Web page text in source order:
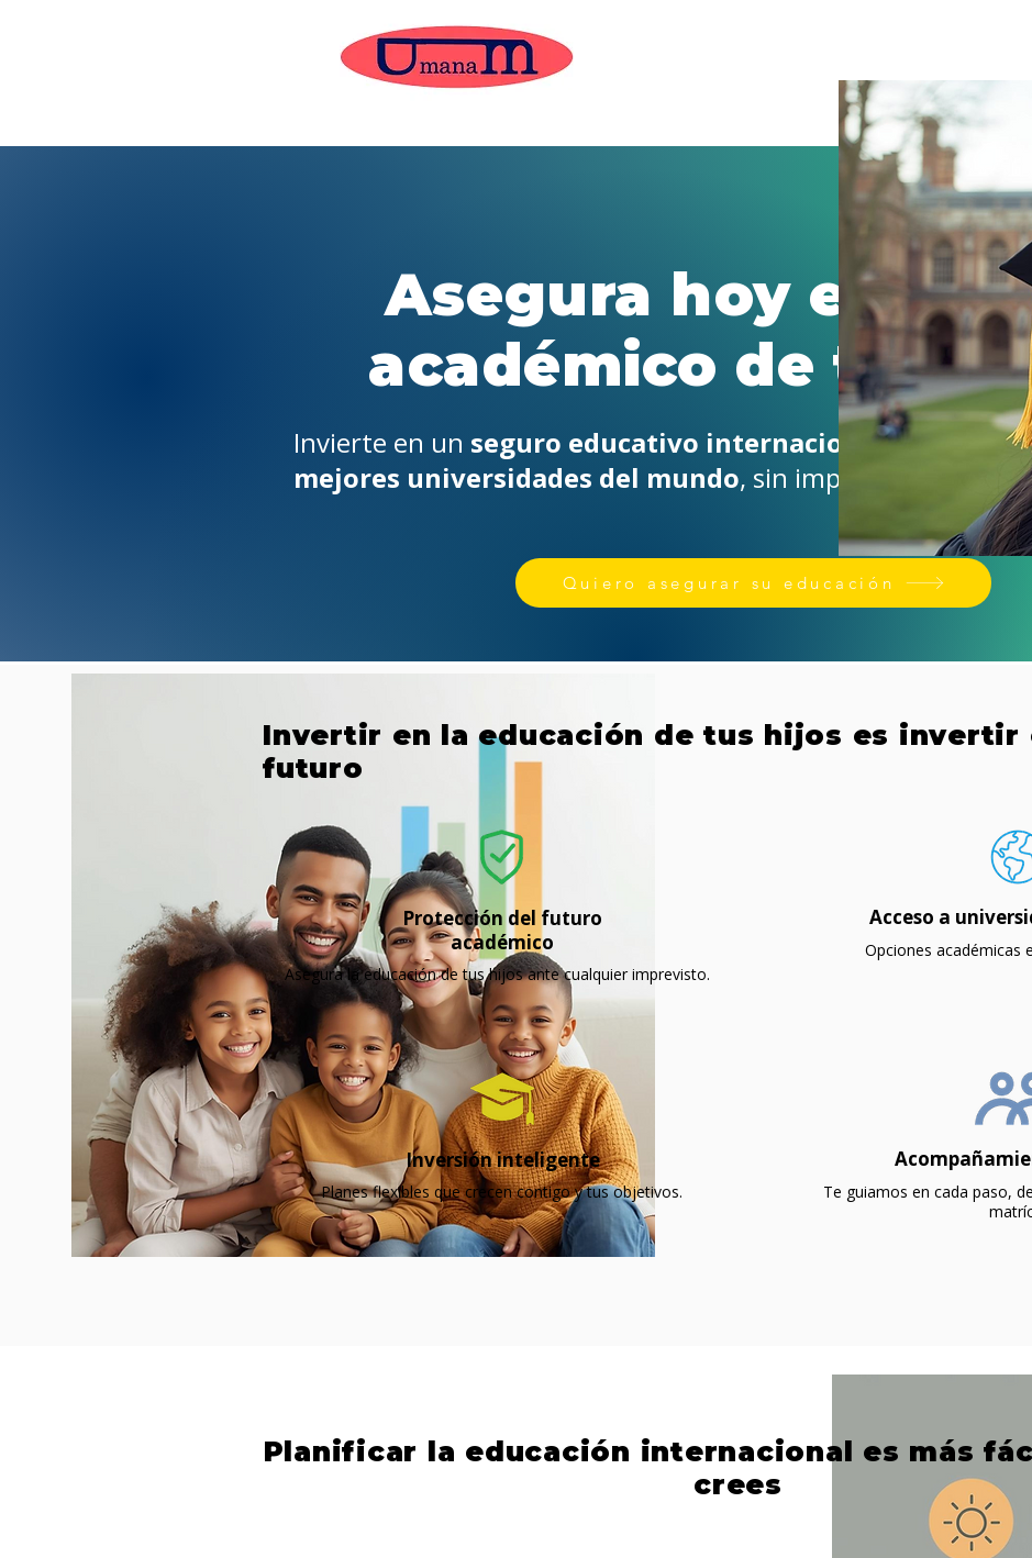
Asegura hoy el
académico de tus
Invierte en un seguro educativo internacionaly garantiza
mejores universidades del mundo, sin importar lo que
Quiero asegurar su educación
Protección del futuro
académico
Asegura la educación de tus hijos ante cualquier imprevisto.
Acceso a
Opciones académicas
Inversión inteligente
Planes flexibles que crecen contigo y tus objetivos.
Te guiamos en cada paso,
Invertir en la educación de tus hijos es invertir
futuro
Planificar la educación internacional es más
crees